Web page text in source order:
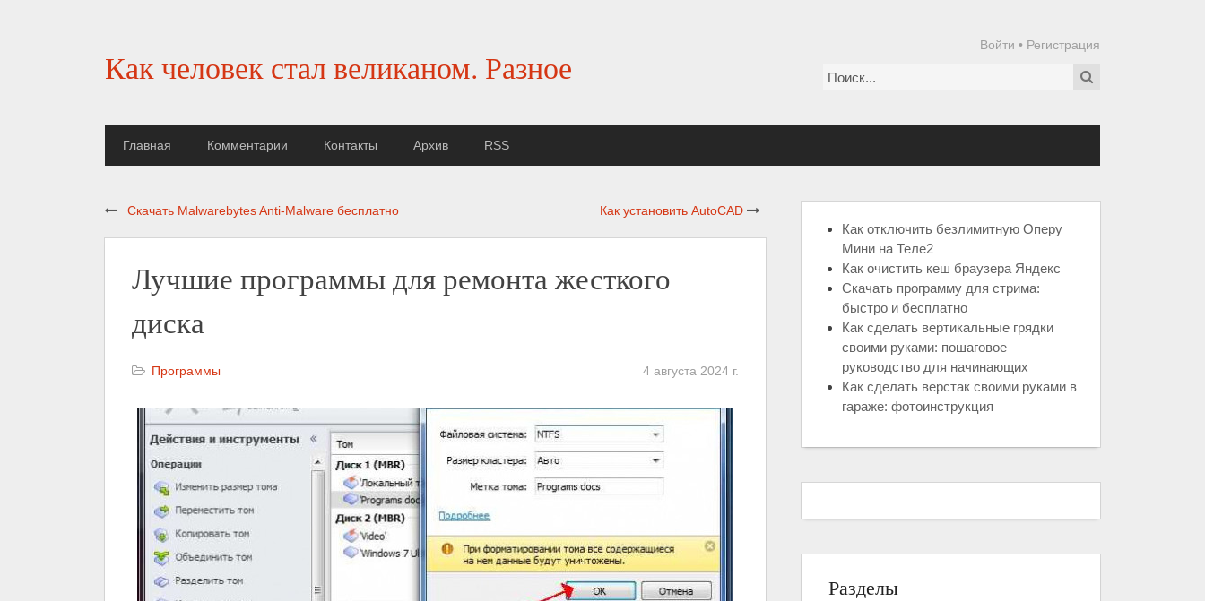
Как человек стал великаном. Разное
Войти • Регистрация
Главная Комментарии Контакты Архив RSS
Скачать Malwarebytes Anti-Malware бесплатно Как установить AutoCAD
Лучшие программы для ремонта жесткого
диска
Программы 4 августа 2024 г.
Как отключить безлимитную Оперу
Мини на Теле2
Как очистить кеш браузера Яндекс
Скачать программу для стрима:
быстро и бесплатно
Как сделать вертикальные грядки
своими руками: пошаговое
руководство для начинающих
Как сделать верстак своими руками в
гараже: фотоинструкция
Разделы